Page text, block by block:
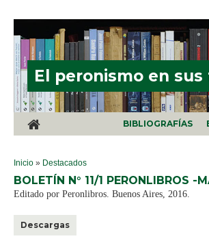
El peronismo en
BIBLIOGRAFÍAS
SE ENCUENTRA USTED AQUÍ
Inicio » Destacados
BOLETÍN N° 11/1 PERONLIBROS -
Editado por Peronlibros. Buenos Aires, 2016.
Descargas